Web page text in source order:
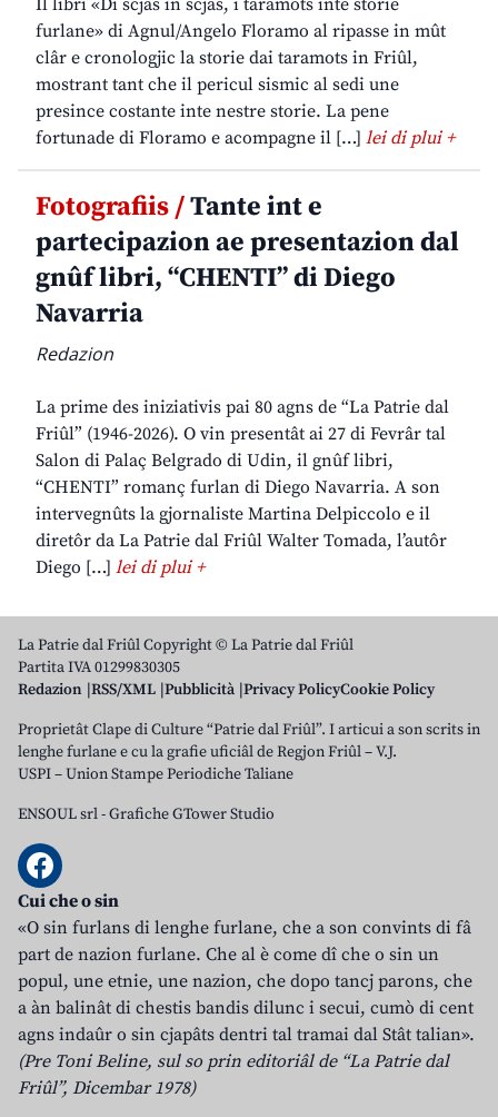
Il libri «Di scjas in scjas, i taramots inte storie
furlane» di Agnul/Angelo Floramo al ripasse in mût
clâr e cronologjic la storie dai taramots in Friûl,
mostrant tant che il pericul sismic al sedi une
presince costante inte nestre storie. La pene
fortunade di Floramo e acompagne il […] lei di plui +
Fotografiis /Tante int e
partecipazion ae presentazion dal
gnûf libri, “CHENTI” di Diego
Navarria
Redazion
La prime des iniziativis pai 80 agns de “La Patrie dal
Friûl” (1946-2026). O vin presentât ai 27 di Fevrâr tal
Salon di Palaç Belgrado di Udin, il gnûf libri,
“CHENTI” romanç furlan di Diego Navarria. A son
intervegnûts la gjornaliste Martina Delpiccolo e il
diretôr da La Patrie dal Friûl Walter Tomada, l’autôr
Diego […] lei di plui +
La Patrie dal Friûl Copyright © La Patrie dal Friûl
Partita IVA 01299830305
Redazion RSS/XML Pubblicità Privacy PolicyCookie Policy
Proprietât Clape di Culture “Patrie dal Friûl”. I articui a son scrits in
lenghe furlane e cu la grafie uficiâl de Regjon Friûl – V.J.
USPI – Union Stampe Periodiche Taliane
ENSOUL srl-Grafiche GTower Studio
Cui che o sin
«O sin furlans di lenghe furlane, che a son convints di fâ
part de nazion furlane. Che al è come dî che o sin un
popul, une etnie, une nazion, che dopo tancj parons, che
a àn balinât di chestis bandis dilunc i secui, cumò di cent
agns indaûr o sin cjapâts dentri tal tramai dal Stât talian».
(Pre Toni Beline, sul so prin editoriâl de “La Patrie dal
Friûl”, Dicembar 1978)